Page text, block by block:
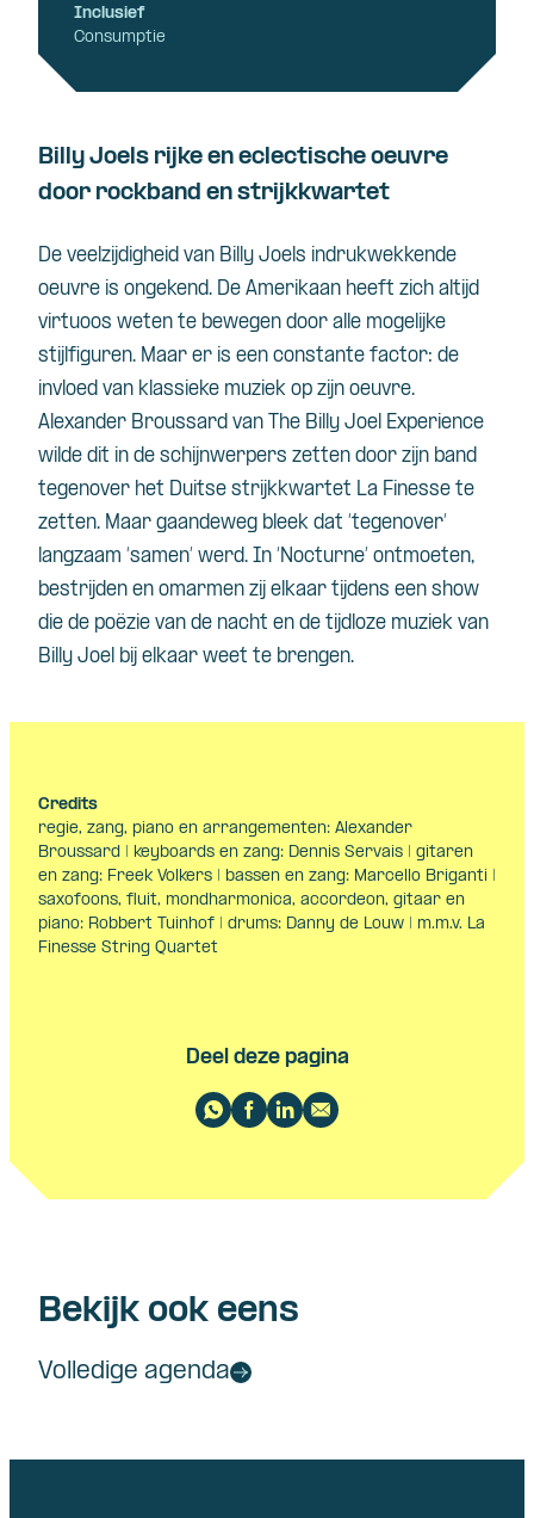
Inclusief
Consumptie
Billy Joels rijke en eclectische oeuvre
door rockband en strijkkwartet
De veelzijdigheid van Billy Joels indrukwekkende
oeuvre is ongekend. De Amerikaan heeft zich altijd
virtuoos weten te bewegen door alle mogelijke
stijlfiguren. Maar er is een constante factor: de
invloed van klassieke muziek op zijn oeuvre.
Alexander Broussard van The Billy Joel Experience
wilde dit in de schijnwerpers zetten door zijn band
tegenover het Duitse strijkkwartet La Finesse te
zetten. Maar gaandeweg bleek dat ‘tegenover’
langzaam ‘samen’ werd. In ‘Nocturne’ ontmoeten,
bestrijden en omarmen zij elkaar tijdens een show
die de poëzie van de nacht en de tijdloze muziek van
Billy Joel bij elkaar weet te brengen.
Credits
regie, zang, piano en arrangementen: Alexander
Broussard | keyboards en zang: Dennis Servais | gitaren
en zang: Freek Volkers | bassen en zang: Marcello Briganti |
saxofoons, fluit, mondharmonica, accordeon, gitaar en
piano: Robbert Tuinhof | drums: Danny de Louw | m.m.v. La
Finesse String Quartet
Deel deze pagina
Bekijk ook eens
Volledige agenda